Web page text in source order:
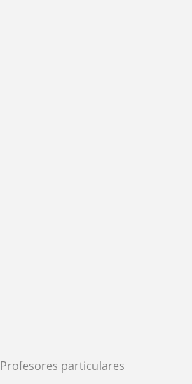
Profesores particulares